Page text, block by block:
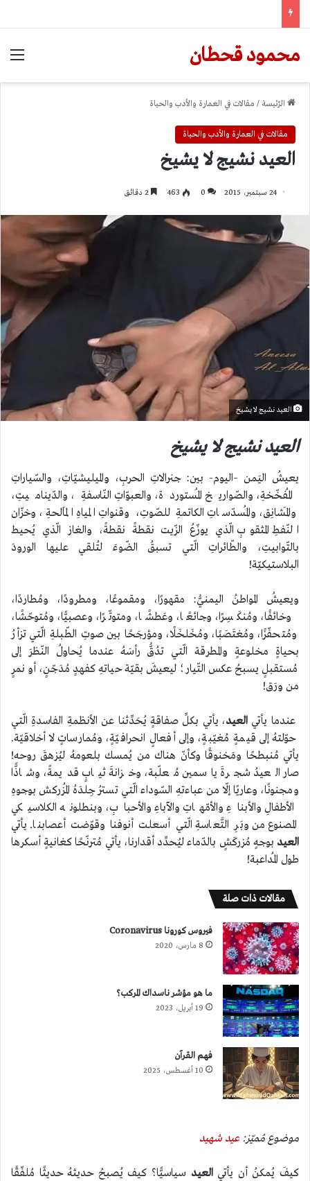
محمود قحطان
الرّئيسة / مقالات في العمارة والأدب والحياة
مقالات في العمارة والأدب والحياة
العيد نشيج لا يشيخ
24 سبتمبر، 2015 0
463
العيد نشيج لا يشيخ
العيد نشيج لا يشيخ
يعيشُ اليَمن –اليوم- بين: جنرالاتِ الحربِ، والميليشيّاتِ، والسّياراتِ
المُفخّخةِ، والصّواريخ المُستوردة، والعبوّاتِ النّاسفةِ، والدّيناميتِ،
والمَشانِق، والمُسدّساتِ الكاتمةِ للصّوتِ، وقنواتِ المياهِ المَالحةِ، وخزّان
النّفطِ المثقوبِ الّذي يوزّعُ الزّيت نقطةً نقطةً، والغاز الّذي يُحيط
بالتّوابيتِ، والطّائراتِ الّتي تسبقُ الضّوءَ لتُلقي عليها الورودَ
البلاستيكيّة!
ويعيشُ المواطنُ اليمنيُّ: مقهورًا، ومقموعًا، ومطرودًا، ومُطاردًا،
وخائفًا، ومُنكَسِرًا، وجائعًا، وعَطشًا، ومتوتّرًا، وعصبيًّا، ومُتوحّشًا،
ومُتحفّزًا، ومُغتَصَبًا، ومُخَلخَلًا، ومؤرجَحًا بين صوتِ الطّبلةِ الّتي تزأرُ
بحياةٍ مخلوعةٍ والمطرقة الّتي تدُقُّ رأسَهُ عندما يُحاولُ النّظرَ إلى
مُستقبلٍ يسبحُ عكس التّيار؛ ليعيشَ بقيّة حياتهِ كفهدٍ مُدَجّنٍ، أو نمرٍ
من ورَق!
عندما يأتيالعيد، يأتي بكلِّ صفاقةٍ يُحَدِّثنا عن الأنظمةِ الفاسدةِ الّتي
حوّلتهُ إلى قيمةٍ مُغيّبةٍ، وإلى أفعالٍ انحرافيّةٍ، ومُمارساتٍ لا أخلاقيّة.
يأتي مُنبطحًا ومَخنوقًا وكأنّ هناك من يُمسك بلعومهُ ليُزهقَ روحه!
صار العيدُ شجرةَ ياسمين مُعلّبة، وخزانةَ ثيابٍ قديمةً، وشاذًّا
ومجنونًا، وعاريًا إلّا من عباءتهِ السّوداء الّتي تسترُ جِلدَهُ المُزركش بوجوهِ
الأطفالِ والأبناءِ والأمّهاتِ والآباءِ والأحبابِ، وبنطلونه الكلاسيكي
المصنوع من وبَرِ التَّعاسةِ الّتي أسعلت أنوفنا وقوّضت أعصابنا. يأتي
العيد بوجهٍ مُزركَشٍ بالدّماء ليُحدِّد أقدارنا، يأتي مُترنّحًا كغانيةٍ أسكرها
طول المُداعبة!
مقالات ذات صلة
فيروس كورونا Coronavirus
8 مارس، 2020
ما هو مؤشر ناسداك المركب؟
19 أبريل، 2023
فهم القرآن
10 أغسطس، 2025
موضوع مُميّز:عيد شهيد
كيفَ يُمكنُ أن يأتيالعيد سياسيًّا؟ كيف يُصبحُ حديثهُ حديثًا مُلفّقًا